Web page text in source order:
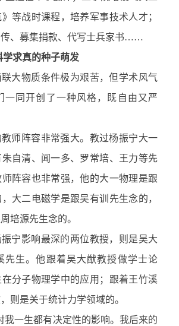
等战时课程，培养军事技术人才；
传、募集捐款、代写士兵家书……
求真的种子萌发
大物质条件极为艰苦，但学术风气
一同开创了一种风格，既自由又严
师阵容非常强大。教过杨振宁大一
朱自清、闻一多、罗常培、王力等先
阵容也非常强，他的大一物理是跟
大二电磁学是跟吴有训先生念的，
培源先生念的。
宁影响最深的两位教授，则是吴大
先生。他跟着吴大猷教授做学士论
分子物理学中的应用；跟着王竹溪
则是关于统计力学领域的。
我一生都有决定性的影响。我后来的